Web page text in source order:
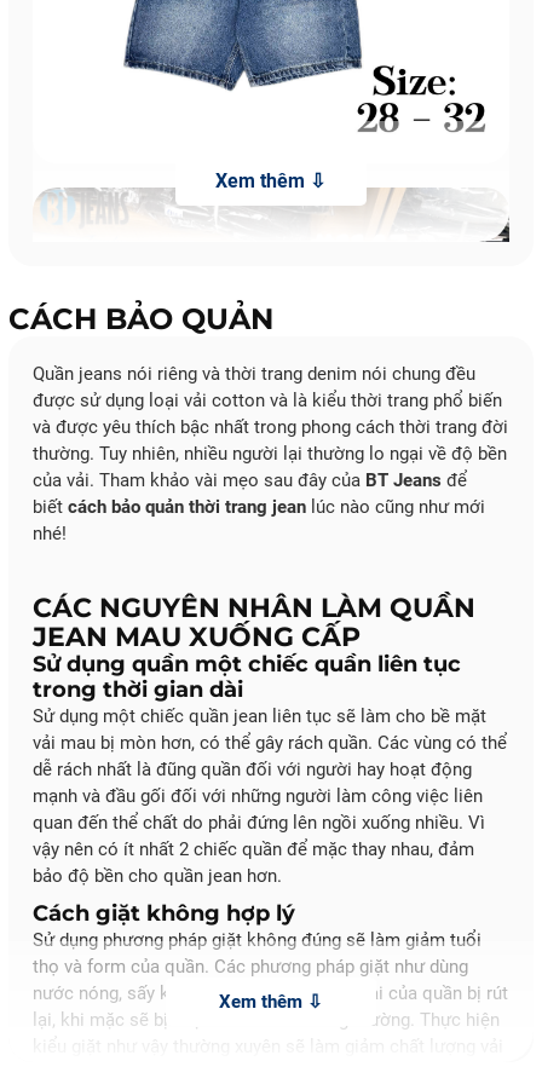
CÁCH BẢO QUẢN
Quần jeans nói riêng và thời trang denim nói chung đều
được sử dụng loại vải cotton và là kiểu thời trang phổ biến
và được yêu thích bậc nhất trong phong cách thời trang đời
thường. Tuy nhiên, nhiều người lại thường lo ngại về độ bền
của vải. Tham khảo vài mẹo sau đây của BT Jeans để
biếtcách bảo quản thời trang jean lúc nào cũng như mới
nhé!
CÁC NGUYÊN NHÂN LÀM QUẦN
JEAN MAU XUỐNG CẤP
Sử dụng quần một chiếc quần liên tục
trong thời gian dài
Sử dụng một chiếc quần jean liên tục sẽ làm cho bề mặt
vải mau bị mòn hơn, có thể gây rách quần. Các vùng có thể
dễ rách nhất là đũng quần đối với người hay hoạt động
mạnh và đầu gối đối với những người làm công việc liên
quan đến thể chất do phải đứng lên ngồi xuống nhiều. Vì
vậy nên có ít nhất 2 chiếc quần để mặc thay nhau, đảm
bảo độ bền cho quần jean hơn.
Cách giặt không hợp lý
Sử dụng phương pháp giặt không đúng sẽ làm giảm tuổi
thọ và form của quần. Các phương pháp giặt như dùng
nước nóng, sấy khô có thể làm cho chất vải của quần bị rút
lại, khi mặc sẽ bị chật hơn so với thông thường. Thực hiện